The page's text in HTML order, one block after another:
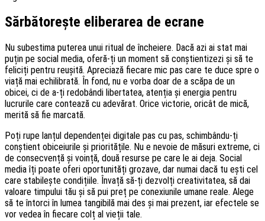
Sărbătorește eliberarea de ecrane
Nu subestima puterea unui ritual de încheiere. Dacă azi ai stat mai
puțin pe social media, oferă-ți un moment să conștientizezi și să te
feliciți pentru reușită. Apreciază fiecare mic pas care te duce spre o
viață mai echilibrată. În fond, nu e vorba doar de a scăpa de un
obicei, ci de a-ți redobândi libertatea, atenția și energia pentru
lucrurile care contează cu adevărat. Orice victorie, oricât de mică,
merită să fie marcată.
Poți rupe lanțul dependenței digitale pas cu pas, schimbându-ți
conștient obiceiurile și prioritățile. Nu e nevoie de măsuri extreme, ci
de consecvență și voință, două resurse pe care le ai deja. Social
media îți poate oferi oportunități grozave, dar numai dacă tu ești cel
care stabilește condițiile. Învață să-ți dezvolți creativitatea, să dai
valoare timpului tău și să pui preț pe conexiunile umane reale. Alege
să te întorci în lumea tangibilă mai des și mai prezent, iar efectele se
vor vedea în fiecare colț al vieții tale.